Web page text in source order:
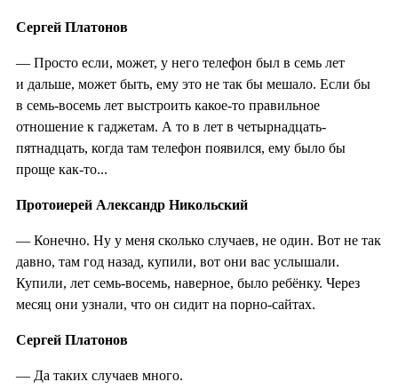
Сергей Платонов
— Просто если, может, у него телефон был в семь лет
и дальше, может быть, ему это не так бы мешало. Если бы
в семь-восемь лет выстроить какое-то правильное
отношение к гаджетам. А то в лет в четырнадцать-
пятнадцать, когда там телефон появился, ему было бы
проще как-то...
Протоиерей Александр Никольский
— Конечно. Ну у меня сколько случаев, не один. Вот не так
давно, там год назад, купили, вот они вас услышали.
Купили, лет семь-восемь, наверное, было ребёнку. Через
месяц они узнали, что он сидит на порно-сайтах.
Сергей Платонов
— Да таких случаев много.